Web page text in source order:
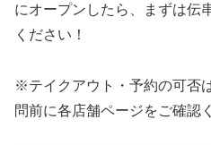
にオープンしたら、まずは伝
ください！
※テイクアウト・予約の可否
問前に各店舗ページをご確認